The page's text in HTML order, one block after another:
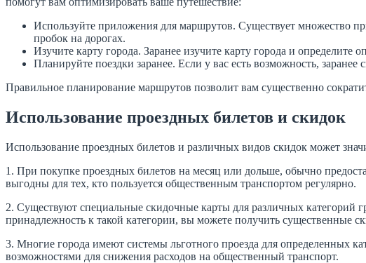
Используйте приложения для маршрутов. Существует множество
пробок на дорогах.
Изучите карту города. Заранее изучите карту города и
Планируйте поездки заранее. Если у вас есть возможность,
Правильное планирование маршрутов позволит вам существенно
Использование проездных билетов и скидок
Использование проездных билетов и различных видов скидок может
1. При покупке проездных билетов на месяц или дольше, обычно
выгодны для тех, кто пользуется общественным транспортом регулярно.
2. Существуют специальные скидочные карты для различных
принадлежность к такой категории, вы можете получить существенные
3. Многие города имеют системы льготного проезда для определенных
возможностями для снижения расходов на общественный транспорт.